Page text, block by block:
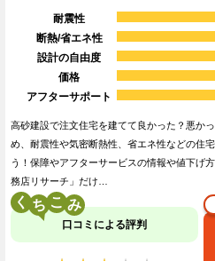
耐震性
断熱/省エネ性
設計の自由度
価格
アフターサポート
高砂建設で注文住宅を建てて良かった？悪か
め、耐震性や気密断熱性、省エネ性などの住
う！保障やアフターサービスの情報や値下げ
務店リサーチ」だけ…
く こ
口コミによる評判